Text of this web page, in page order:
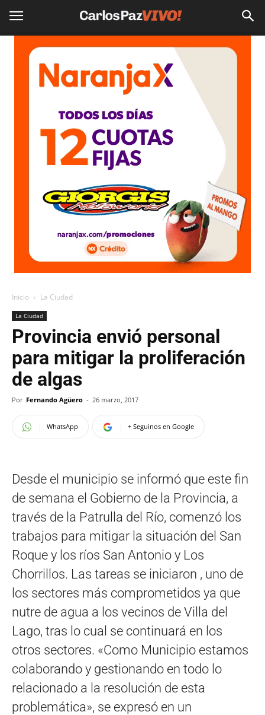
Inicio La Ciudad
La Ciudad
Provincia envió personal
para mitigar la proliferación
de algas
Por Fernando Agüero - 26 marzo, 2017
WhatsApp + Seguinos en Google
Desde el municipio se informó que este fin
de semana el Gobierno de la Provincia, a
través de la Patrulla del Río, comenzó los
trabajos para mitigar la situación del San
Roque y los ríos San Antonio y Los
Chorrillos. Las tareas se iniciaron , uno de
los sectores más comprometidos ya que
nutre de agua a los vecinos de Villa del
Lago, tras lo cual se continuará en los
otros sectores. «Como Municipio estamos
colaborando y gestionando en todo lo
relacionado a la resolución de esta
problemática», se expresó en un